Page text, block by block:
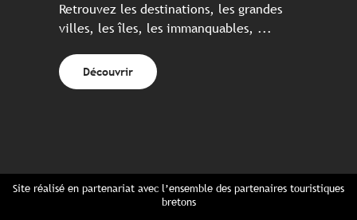
Retrouvez les destinations, les grandes
villes, les îles, les immanquables, ...
Découvrir
Site réalisé en partenariat avec l’ensemble des partenaires touristiques
bretons